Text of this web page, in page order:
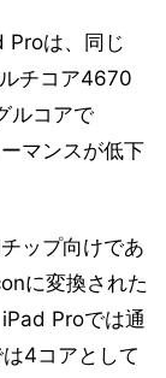
Proは、同じ
チコア4670
ルコアで
マンスが低下
ップ向けであ
に変換された
Proでは通
4コアとして